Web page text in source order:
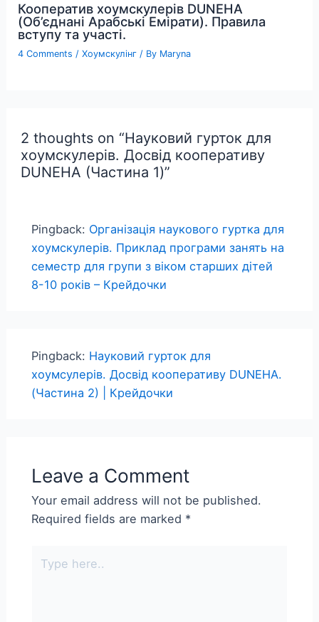
Кооператив хоумскулерів DUNEHA
(Об’єднані Арабські Емірати). Правила
вступу та участі.
4 Comments /Хоумскулінг / By Maryna
2 thoughts on “Науковий гурток для
хоумскулерів. Досвід кооперативу
DUNEHA (Частина 1)”
Pingback: Організація наукового гуртка для
хоумскулерів. Приклад програми занять на
семестр для групи з віком старших дітей
8-10 років – Крейдочки
Pingback: Науковий гурток для
хоумсулерів. Досвід кооперативу DUNEHA.
(Частина 2) | Крейдочки
Leave a Comment
Your email address will not be published.
Required fields are marked *
here..